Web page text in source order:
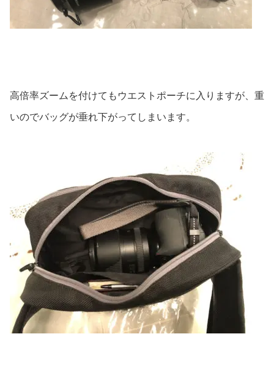
高倍率ズームを付けてもウエストポーチに入りますが、重
いのでバッグが垂れ下がってしまいます。